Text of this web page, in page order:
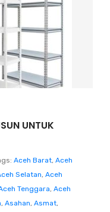
UNTUK
Aceh Barat, Aceh
Selatan, Aceh
Tenggara, Aceh
, Asahan, Asmat,